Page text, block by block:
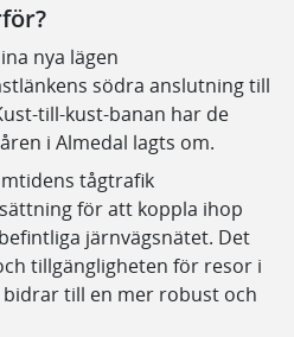
nya lägen
södra anslutning till
till-kust-banan har de
i Almedal lagts om.
tågtrafik
för att koppla ihop
järnvägsnätet. Det
tillgängligheten för resor i
bidrar till en mer robust och